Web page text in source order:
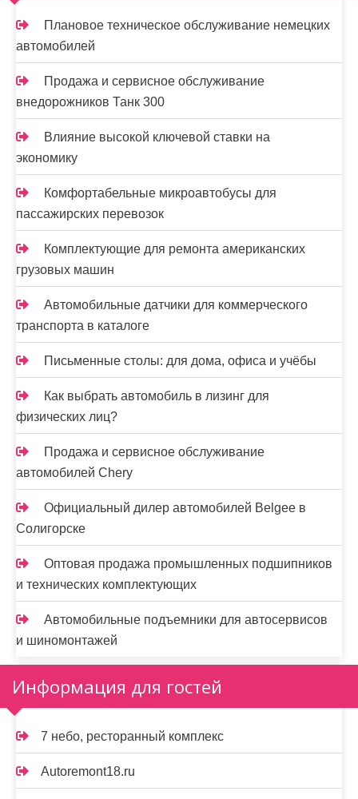
Плановое техническое обслуживание немецких
автомобилей
Продажа и сервисное обслуживание
внедорожников Танк 300
Влияние высокой ключевой ставки на
экономику
Комфортабельные микроавтобусы для
пассажирских перевозок
Комплектующие для ремонта американских
грузовых машин
Автомобильные датчики для коммерческого
транспорта в каталоге
Письменные столы: для дома, офиса и учёбы
Как выбрать автомобиль в лизинг для
физических лиц?
Продажа и сервисное обслуживание
автомобилей Chery
Официальный дилер автомобилей Belgee в
Солигорске
Оптовая продажа промышленных подшипников
и технических комплектующих
Автомобильные подъемники для автосервисов
и шиномонтажей
Информация для гостей
7 небо, ресторанный комплекс
Autoremont18.ru